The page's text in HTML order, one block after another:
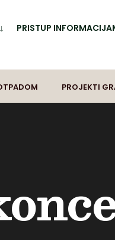
PRISTUP
PROJEKTI